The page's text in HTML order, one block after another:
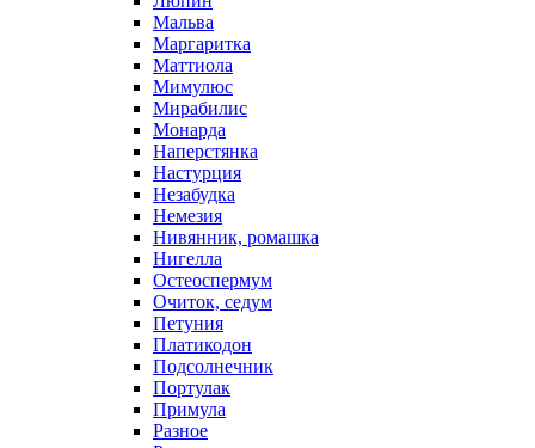
Мальва
Маргаритка
Маттиола
Мимулюс
Мирабилис
Монарда
Наперстянка
Настурция
Незабудка
Немезия
Нивянник, ромашка
Нигелла
Остеоспермум
Очиток, седум
Петуния
Платикодон
Подсолнечник
Портулак
Примула
Разное